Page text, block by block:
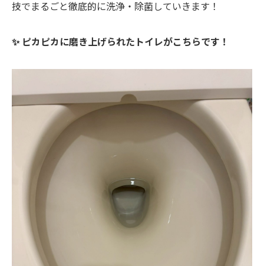
技でまるごと徹底的に洗浄・除菌していきます！
✨ ピカピカに磨き上げられたトイレがこちらです！